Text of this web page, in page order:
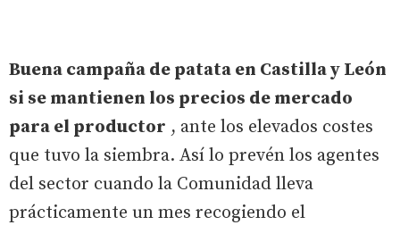
Buena campaña de patata en Castilla y León
si se mantienen los precios de mercado
para el productor , ante los elevados costes
que tuvo la siembra. Así lo prevén los agentes
del sector cuando la Comunidad lleva
prácticamente un mes recogiendo el